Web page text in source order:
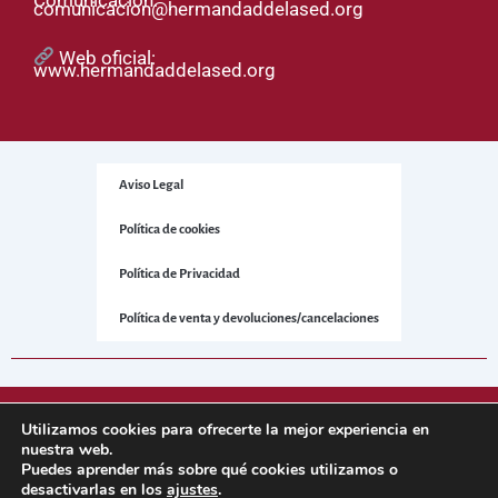
comunicacion@hermandaddelased.org
Web oficial:
www.hermandaddelased.org
Aviso Legal
Política de cookies
Política de Privacidad
Política de venta y devoluciones/cancelaciones
Sitio web desarrollado porNetNerman– Gestión Integral de
Utilizamos cookies para ofrecerte la mejor experiencia en
nuestra web.
Puedes aprender más sobre qué cookies utilizamos o
desactivarlas en los ajustes.